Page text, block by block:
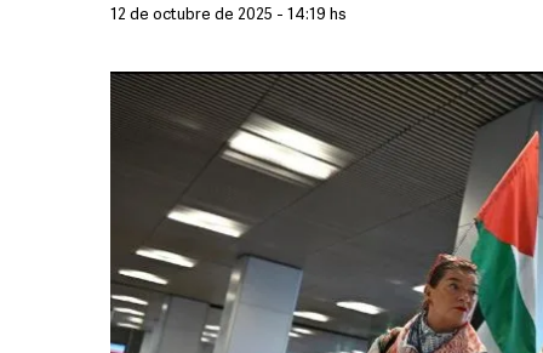
12 de octubre de 2025 - 14:19 hs